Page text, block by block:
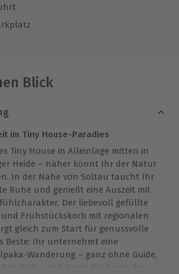
Blick
im Tiny House-Paradies
Tiny House in Alleinlage mitten in
Heide – näher könnt Ihr der Natur
In der Nähe von Soltau taucht Ihr
Ruhe und genießt eine Auszeit mit
Der liebevoll gefüllte
Frühstückskorb mit regionalen
gleich zum Start für genussvolle
Beste: Ihr unternehmt eine
Wanderung – ganz ohne Guide,
Ruhe und Raum für besondere